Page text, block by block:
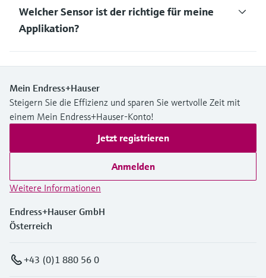
Welcher Sensor ist der richtige für meine
Applikation?
Mein Endress+Hauser
Steigern Sie die Effizienz und sparen Sie wertvolle Zeit mit
einem Mein Endress+Hauser-Konto!
Jetzt registrieren
Anmelden
Weitere Informationen
Endress+Hauser GmbH
Österreich
+43 (0)1 880 56 0